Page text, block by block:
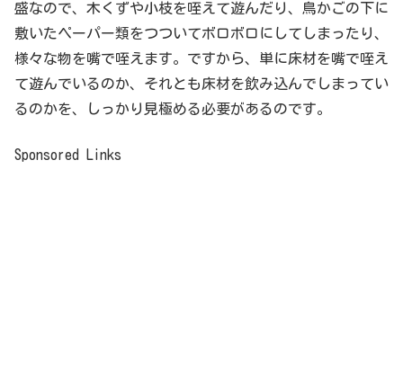
盛なので、木くずや小枝を咥えて遊んだり、鳥かごの下に
敷いたペーパー類をつついてボロボロにしてしまったり、
様々な物を嘴で咥えます。ですから、単に床材を嘴で咥え
て遊んでいるのか、それとも床材を飲み込んでしまってい
るのかを、しっかり見極める必要があるのです。
Sponsored Links